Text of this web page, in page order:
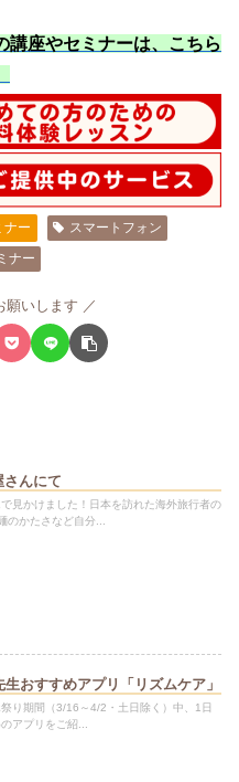
講座やセミナーは、こちら
ナー
スマートフォン
ナー
願いします
さんにて
見かけました！日本を訪れた海外旅行者の
のかたさなど自分...
おすすめアプリ「リズムケア」
り期間（3/16～4/2・土日除く）中、1日
アプリをご紹...